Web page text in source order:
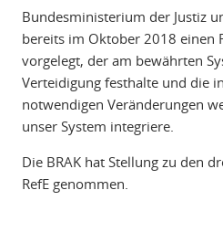
Bundesministerium der Justiz
bereits im Oktober 2018 einen
vorgelegt, der am bewährten
Verteidigung festhalte und die
notwendigen Veränderungen
unser System integriere.
Die BRAK hat Stellung zu den
RefE genommen.